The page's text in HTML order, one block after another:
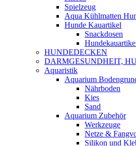
Spielzeug
Aqua Kühlmatten
Hunde Kauartikel
Snackdosen
HUNDEDECKEN
DARMGESUNDHEIT,
Aquaristik
Aquarium
Nährboden
Kies
Sand
Aquarium Zubehör
Werkzeuge
Netze &
Silikon und